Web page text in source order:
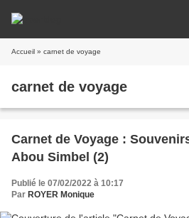
Accueil » carnet de voyage
carnet de voyage
Carnet de Voyage :
Abou Simbel (2)
Publié le 07/02/2022 à 10:17
Par ROYER Monique